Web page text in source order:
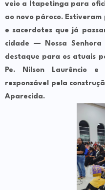
veio a Itapetinga para
ao novo pároco.
e sacerdotes que já
cidade — Nossa
destaque para os atuais
Pe. Nilson Laurêncioe
responsável pela
Aparecida.